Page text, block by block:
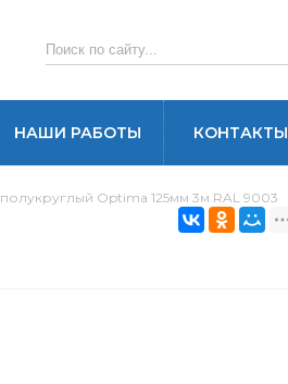
НАШИ РАБОТЫ КОНТАКТЫ
Optima 125мм 3м RAL 9003